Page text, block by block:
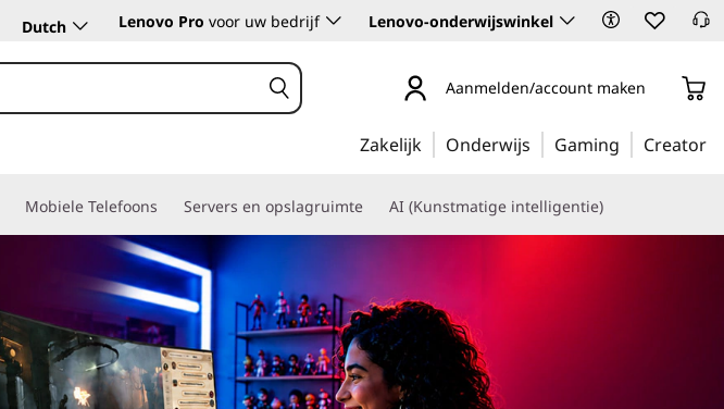
Dutch Lenovo Pro voor uw bedrijf Lenovo-onderwijswinkel
Aanmelden/account maken
Zakelijk Onderwijs Gaming Creator
Mobiele Telefoons Servers en opslagruimte AI (Kunstmatige intelligentie)